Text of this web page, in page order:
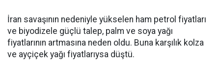
İran savaşının nedeniyle yükselen ham petrol fiyatları
ve biyodizele güçlü talep, palm ve soya yağı
fiyatlarının artmasına neden oldu. Buna karşılık kolza
ve ayçiçek yağı fiyatlarıysa düştü.